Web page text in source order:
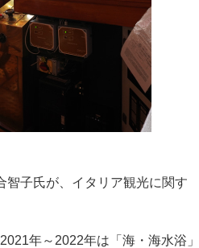
子氏が、イタリア観光に関す
年～2022年は「海・海水浴」